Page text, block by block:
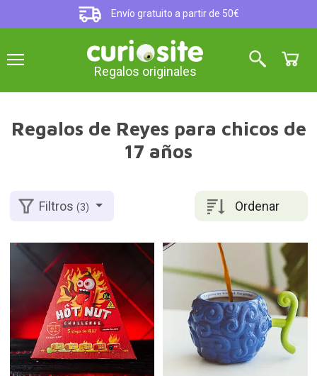
Envío gratuito a partir de 50€
Regalos originales
Regalos de Reyes para chicos de
17 años
Ordenar
Filtros(3)